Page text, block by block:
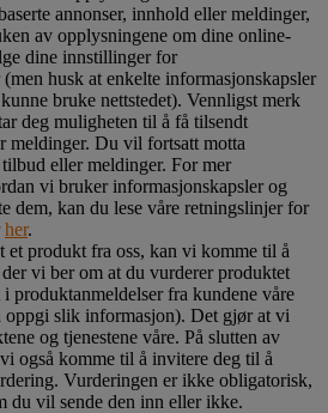
annonser, innhold eller meldinger,
av opplysningene om dine online-
dine innstillinger for
husk at enkelte informasjonskapsler
bruke nettstedet). Vennligst merk
deg muligheten til å få tilsendt
meldinger. Du vil fortsatt motta
tilbud eller meldinger. For mer
vi bruker informasjonskapsler og
dem, kan du lese våre retningslinjer for
her.
et produkt fra oss, kan vi komme til å
der vi ber om at du vurderer produktet
produktanmeldelser fra kundene våre
oppgi slik informasjon). Det gjør at vi
og tjenestene våre. På slutten av
også komme til å invitere deg til å
Vurderingen er ikke obligatorisk,
du vil sende den inn eller ikke.